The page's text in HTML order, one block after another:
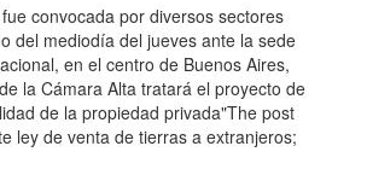
convocada por diversos sectores
del mediodía del jueves ante la sede
en el centro de Buenos Aires,
la Cámara Alta tratará el proyecto de
de la propiedad privada"The post
ley de venta de tierras a extranjeros;